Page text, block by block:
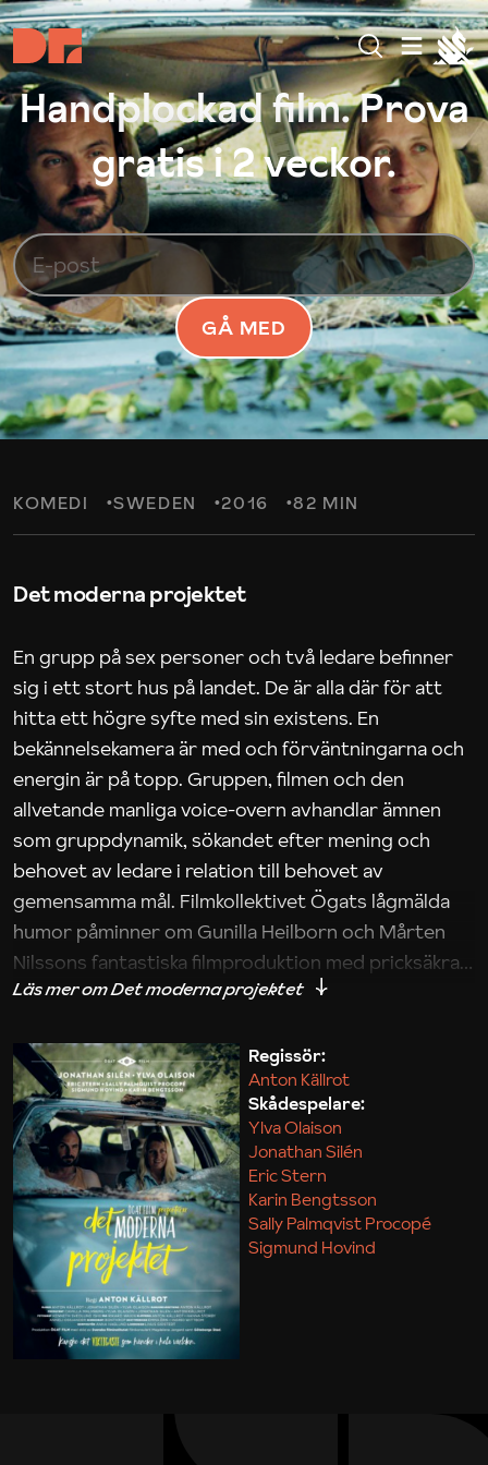
Handplockad film. Prova
gratis i 2 veckor.
GÅ MED
KOMEDI SWEDEN 2016 82 MIN
Det moderna projektet
En grupp på sex personer och två ledare befinner
sig i ett stort hus på landet. De är alla där för att
hitta ett högre syfte med sin existens. En
bekännelsekamera är med och förväntningarna och
energin är på topp. Gruppen, filmen och den
allvetande manliga voice-overn avhandlar ämnen
som gruppdynamik, sökandet efter mening och
behovet av ledare i relation till behovet av
gemensamma mål. Filmkollektivet Ögats lågmälda
humor påminner om Gunilla Heilborn och Mårten
Nilssons fantastiska filmproduktion med pricksäkra
iakttagelser om hur svårt det kan vara att omsätta
Maja Kekonius
Regissör:
Anton Källrot
Skådespelare:
Ylva Olaison
Jonathan Silén
Eric Stern
Karin Bengtsson
Sally Palmqvist Procopé
Sigmund Hovind